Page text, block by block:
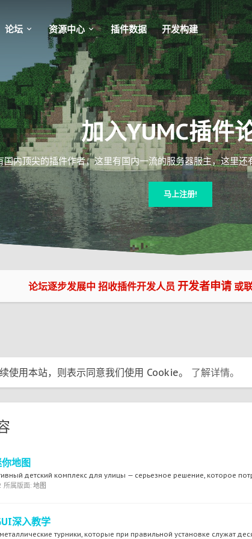
论坛 资源中心 插件数据 开发构建
加入YUMC插件
国内顶尖的插件作者，这里有国内一流的服务器服主，这里
马上注册!
论坛逐步发展中 招收插件开发人员 开发者申请 或
使用本站，则表示同意我们使用 Cookie。 了解详情。
地图
детский комплекс для улицы — серьезное решение, которое
所属版面: 地图
深入教学
турники, которые при правильной установке служат